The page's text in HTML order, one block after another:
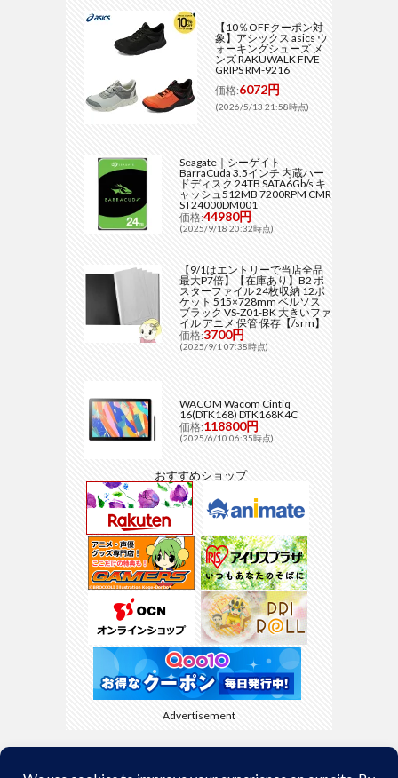
【10％OFFクーポン対
象】アシックス asics ウ
ォーキングシューズ メ
ンズ RAKUWALK FIVE
GRIPS RM-9216
価格:6072円
(2026/5/13 21:58時点)
Seagate｜シーゲイト
BarraCuda 3.5インチ 内蔵ハー
ドディスク 24TB SATA6Gb/s キ
ャッシュ512MB 7200RPM CMR
ST24000DM001
価格:44980円
(2025/9/18 20:32時点)
【9/1はエントリーで当店全品
最大P7倍】【在庫あり】B2 ポ
スターファイル 24枚収納 12ポ
ケット 515×728mm ベルソス
ブラック VS-Z01-BK 大きいファ
イル アニメ 保管 保存【/srm】
価格:3700円
(2025/9/1 07:38時点)
WACOM Wacom Cintiq
16(DTK168) DTK168K4C
価格:118800円
(2025/6/10 06:35時点)
おすすめショップ
Advertisement